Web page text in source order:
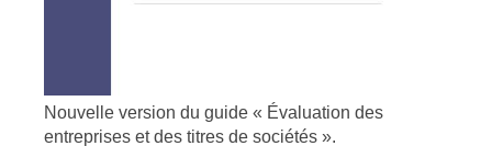
Nouvelle version du guide « Évaluation des
entreprises et des titres de sociétés ».